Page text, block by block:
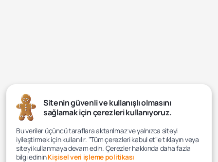
Sitenin güvenli ve kullanışlı olmasını
sağlamak için çerezleri kullanıyoruz.
Bu veriler üçüncü taraflara aktarılmaz ve yalnızca siteyi
iyileştirmek için kullanılır. "Tüm çerezleri kabul et"e tıklayın veya
siteyi kullanmaya devam edin. Çerezler hakkında daha fazla
bilgi edininKişisel veri işleme politikası